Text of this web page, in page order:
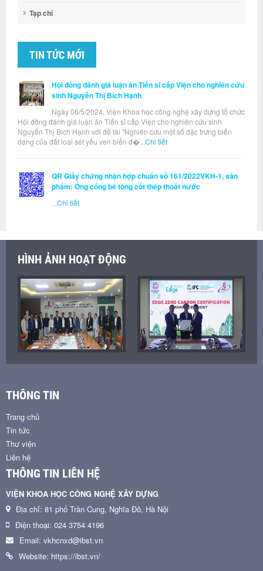
Tạp chí
TIN TỨC MỚI
Hội đồng đánh giá luận án Tiến sĩ cấp Viện cho nghiên cứu
sinh Nguyễn Thị Bích Hạnh
Ngày 06/5/2024, Viện Khoa học công nghệ xây dựng tổ chức
Hội đồng đánh giá luận án Tiến sĩ cấp Viện cho nghiên cứu sinh
Nguyễn Thị Bích Hạnh với đề tài "Nghiên cứu một số đặc trưng biến
dạng của đất loại sét yếu ven biển đ�... Chi tiết
QR Giấy chứng nhận hợp chuẩn số 161/2022VKH-1, sản
phẩm: Ống cống bê tông cốt thép thoát nước
Chi tiết
HÌNH ẢNH HOẠT ĐỘNG
THÔNG TIN
Trang chủ
Tin tức
Thư viện
Liên hệ
THÔNG TIN LIÊN HỆ
VIỆN KHOA HỌC CÔNG NGHỆ XÂY DỰNG
Địa chỉ: 81 phố Trần Cung, Nghĩa Đô, Hà Nội
Điện thoại: 024 3754 4196
Email: vkhcnxd@ibst.vn
Website: https://ibst.vn/